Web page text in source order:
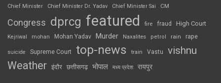
Chief Minister
Chief Minister Dr. Yadav Chief Minister Sai CM
Congress dprcg featured fire fraud High Court
Kejriwal mohan Mohan Yadav Murder Naxalites petrol rain rape
suicide Supreme Court top-news train Vastu vishnu
Weather इंदौर छत्तीसगढ़ भोपाल मध्य प्रदेश रायपुर